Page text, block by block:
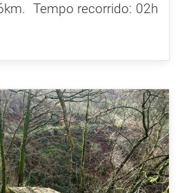
Tempo recorrido: 02h